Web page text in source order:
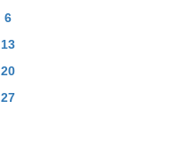
6
13
20
27